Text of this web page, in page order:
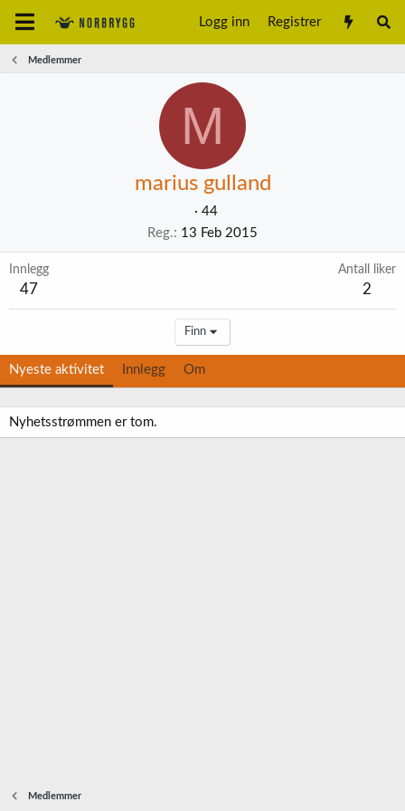
Logg inn Registrer
Medlemmer
M
marius gulland
· 44
Reg.
13 Feb 2015
Innlegg
47
Antall liker
2
Finn
Nyeste aktivitet Innlegg Om
Nyhetsstrømmen er tom.
Medlemmer